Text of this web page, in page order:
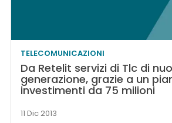
TELECOMUNICAZIONI
Da Retelit servizi di Tlc di
generazione, grazie a un
investimenti da 75 milioni
11 Dic 2013